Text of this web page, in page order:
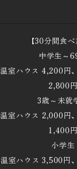
【30分間食べ
中学生～
温室ハウス 4,200円
2,800円
3歳～未就
温室ハウス 2,000円
1,400円
小学生
温室ハウス 3,500円